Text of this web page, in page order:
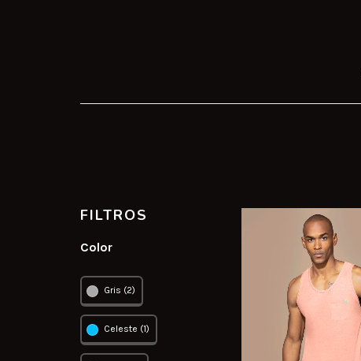
FILTROS
Color
Gris (2)
Celeste (1)